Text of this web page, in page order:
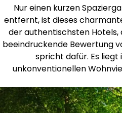
Nur einen kurzen
entfernt, ist dieses
der authentischsten Hotels,
beeindruckende Bewertung
spricht dafür. Es liegt
unkonventionellen